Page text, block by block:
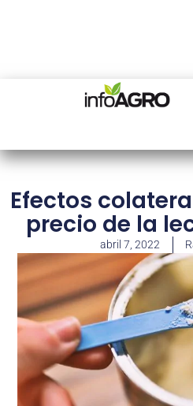
Efectos
precio de la
abril 7, 2022